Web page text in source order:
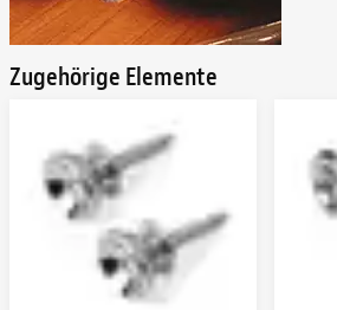
Zugehörige Elemente